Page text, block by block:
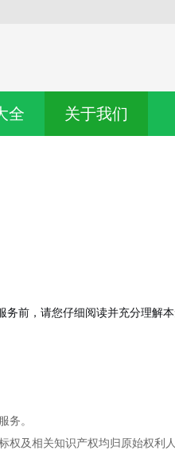
全 关于我们
前，请您仔细阅读并充分理解本
务。
及相关知识产权均归原始权利